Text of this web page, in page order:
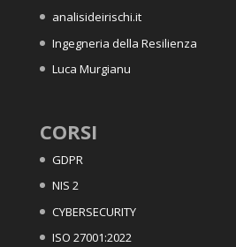
analisideirischi.it
Ingegneria della Resilienza
Luca Murgianu
CORSI
GDPR
NIS 2
CYBERSECURITY
ISO 27001:2022